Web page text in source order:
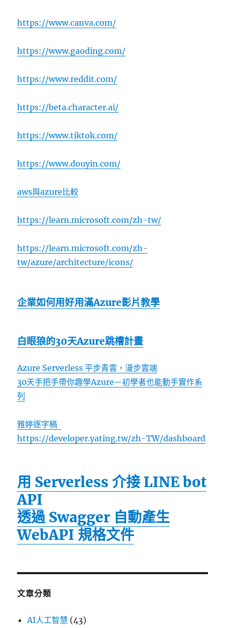
https://www.canva.com/
https://www.gaoding.com/
https://www.reddit.com/
https://beta.character.ai/
https://www.tiktok.com/
https://www.douyin.com/
aws與azure比較
https://learn.microsoft.com/zh-tw/
https://learn.microsoft.com/zh-
tw/azure/architecture/icons/
企業如何用好用滿Azure影片教學
白眼狼的30天Azure跳槽計畫
Azure Serverless 平步青雲，漫步雲端
30天手把手帶你趣學Azure－初學者也能動手實作系
列
雅婷逐字稿
https://developer.yating.tw/zh-TW/dashboard
用 Serverless 介接 LINE bot
API
透過 Swagger 自動產生
WebAPI 規格文件
文章分類
AI人工智慧 (43)